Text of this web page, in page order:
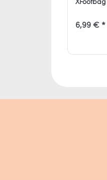
6,99 € *